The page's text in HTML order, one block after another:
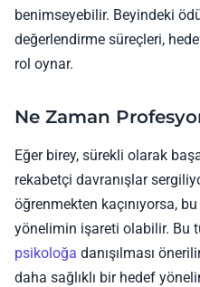
benimseyebilir. Beyindeki
değerlendirme süreçleri,
rol oynar.
Ne Zaman
Eğer birey, sürekli olarak
rekabetçi davranışlar
öğrenmekten kaçınıyorsa,
yönelimin işareti olabilir. Bu
psikoloğa danışılması
daha sağlıklı bir hedef